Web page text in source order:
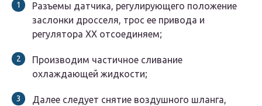
Разъемы датчика, регулирующего положение
заслонки дросселя, трос ее привода и
регулятора ХХ отсоединяем;
Производим частичное сливание
охлаждающей жидкости;
Далее следует снятие воздушного шланга,